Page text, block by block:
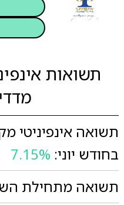
תשואות
תשואה אינפיניטי
בחודש יוני: 7.15%
תשואה מתחילת